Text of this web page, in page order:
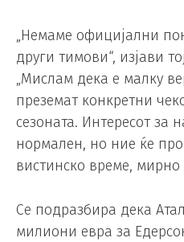
„Немаме официјални
други тимови“, изјави
„Мислам дека е малку
преземат конкретни
сезоната. Интересот за
нормален, но ние ќе
вистинско време, мирно
Се подразбира дека
милиони евра за